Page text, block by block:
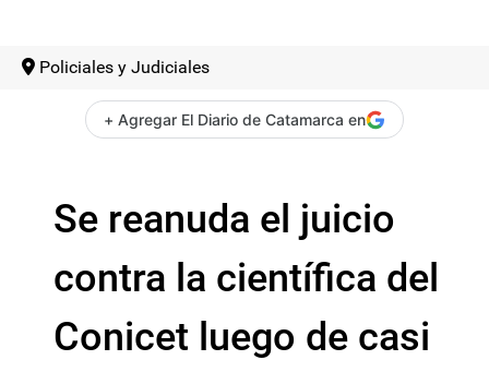
Policiales y Judiciales
+ Agregar El Diario de Catamarca en
Se reanuda el juicio
contra la científica del
Conicet luego de casi